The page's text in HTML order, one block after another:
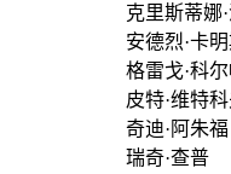
克里斯蒂娜·
安德烈·卡明
格雷戈·科尔帕
皮特·维特科夫
奇迪·阿朱福
瑞奇·查普